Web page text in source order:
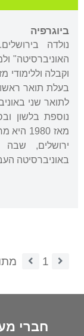
ביוגרפיה
נולדה
האוניברסיטה"
וקבלה וללימודי
נוספת בלשון
מאז
ירושלים,
באוניברסיטה
1
חברי